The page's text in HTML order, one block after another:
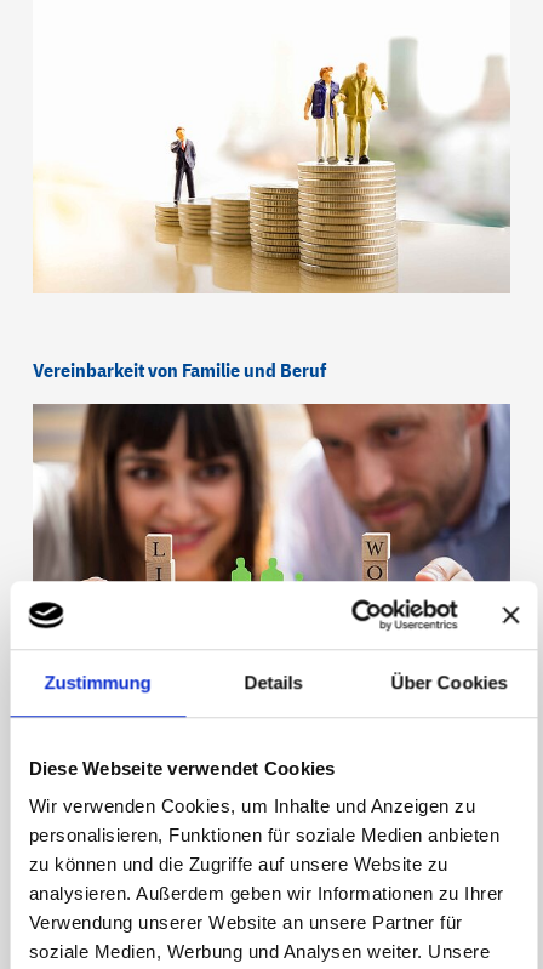
Zustimmung Details Über Cookies
Diese Webseite verwendet Cookies
Wir verwenden Cookies, um Inhalte und Anzeigen zu
personalisieren, Funktionen für soziale Medien anbieten
zu können und die Zugriffe auf unsere Website zu
analysieren. Außerdem geben wir Informationen zu Ihrer
Verwendung unserer Website an unsere Partner für
soziale Medien, Werbung und Analysen weiter. Unsere
Vereinbarkeit von Familie und Beruf
Unbefristete krisensichere Anstellung